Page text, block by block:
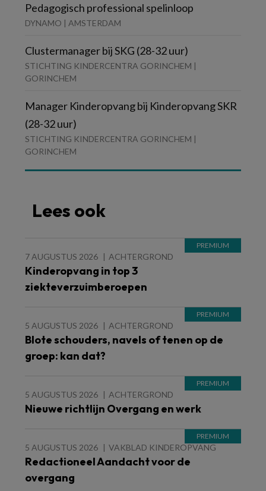
Pedagogisch professional spelinloop
DYNAMO | AMSTERDAM
Clustermanager bij SKG (28-32 uur)
STICHTING KINDERCENTRA GORINCHEM |
GORINCHEM
Manager Kinderopvang bij Kinderopvang SKR
(28-32 uur)
STICHTING KINDERCENTRA GORINCHEM |
GORINCHEM
Lees ook
7 AUGUSTUS 2026 ACHTERGROND
Kinderopvang in top 3
ziekteverzuimberoepen
5 AUGUSTUS 2026 ACHTERGROND
Blote schouders, navels of tenen op de
groep: kan dat?
5 AUGUSTUS 2026 ACHTERGROND
Nieuwe richtlijn Overgang en werk
5 AUGUSTUS 2026 VAKBLAD KINDEROPVANG
Redactioneel Aandacht voor de
overgang